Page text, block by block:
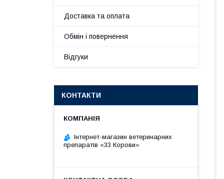
Доставка та оплата
Обмін і повернення
Відгуки
КОНТАКТИ
Інтернет-магазин ветеринарних
препаратів «33 Корови»